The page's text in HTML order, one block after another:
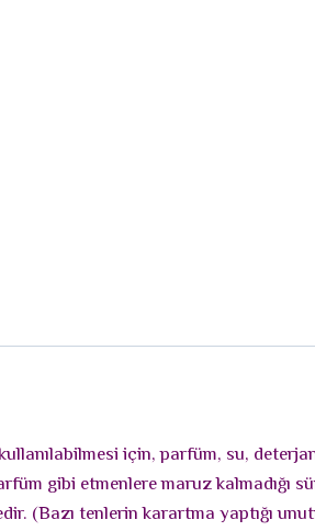
için, parfüm, su,
gibi etmenlere maruz kalmadığı
tenlerin karartma yaptığı